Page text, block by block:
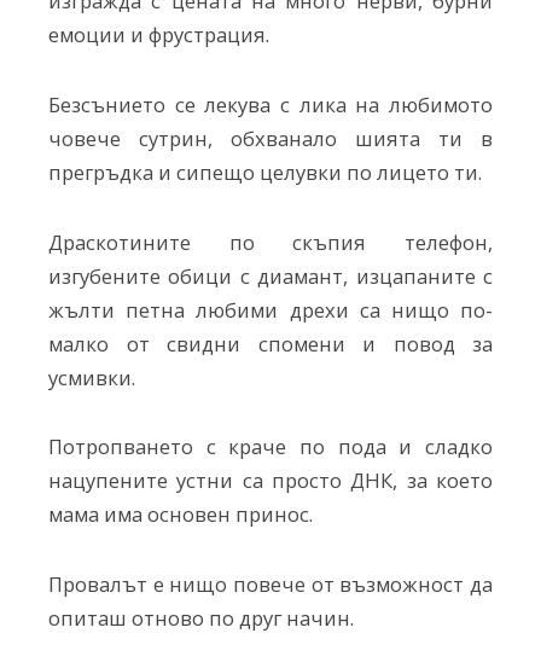
емоции и фрустрация.
Безсънието се лекува с лика на любимото
човече сутрин, обхванало шията ти в
прегръдка и сипещо целувки по лицето ти.
Драскотините по скъпия телефон,
изгубените обици с диамант, изцапаните с
жълти петна любими дрехи са нищо по-
малко от свидни спомени и повод за
усмивки.
Потропването с краче по пода и сладко
нацупените устни са просто ДНК, за което
мама има основен принос.
Провалът е нищо повече от възможност да
опиташ отново по друг начин.